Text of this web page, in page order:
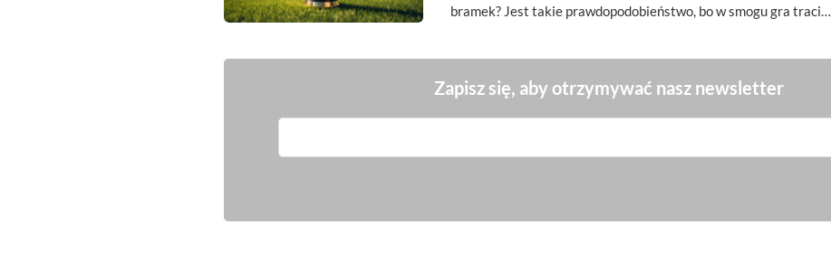
bramek? Jest takie prawdopodobieństwo, bo w smogu gra traci…
Zapisz się, aby otrzymywać nasz newsletter